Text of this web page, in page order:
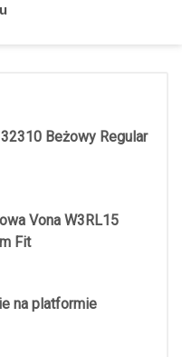
Beżowy Regular
Vona W3RL15
Fit
na platformie